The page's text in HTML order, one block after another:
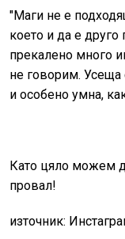
"Маги не е
което и да е друго
прекалено много
не говорим. Усеща
и особено умна,
Като цяло можем
провал!
източник: